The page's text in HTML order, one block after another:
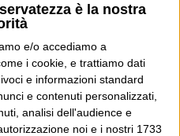
è la nostra
e/o accediamo a
i cookie, e trattiamo dati
e informazioni standard
e contenuti personalizzati,
analisi dell'audience e
noi e i nostri 1733